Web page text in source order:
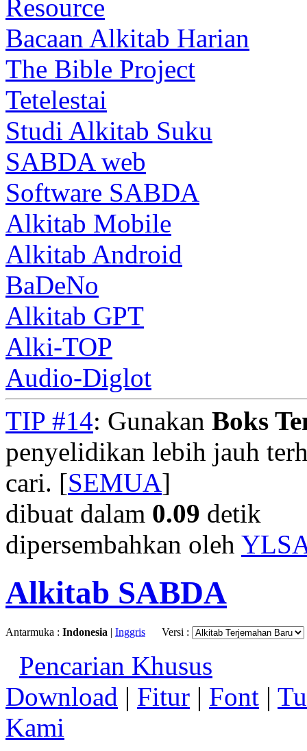
Resource
Bacaan Alkitab Harian
The Bible Project
Tetelestai
Studi Alkitab Suku
SABDA web
Software SABDA
Alkitab Mobile
Alkitab Android
BaDeNo
Alkitab GPT
Alki-TOP
Audio-Diglot
TIP #14: Gunakan Boks
penyelidikan lebih jauh
cari. [SEMUA]
dibuat dalam 0.09 detik
dipersembahkan oleh
Alkitab SABDA
Antarmuka : Indonesia | Inggris Versi :
Pencarian Khusus
Download | Fitur | Font |
Kami